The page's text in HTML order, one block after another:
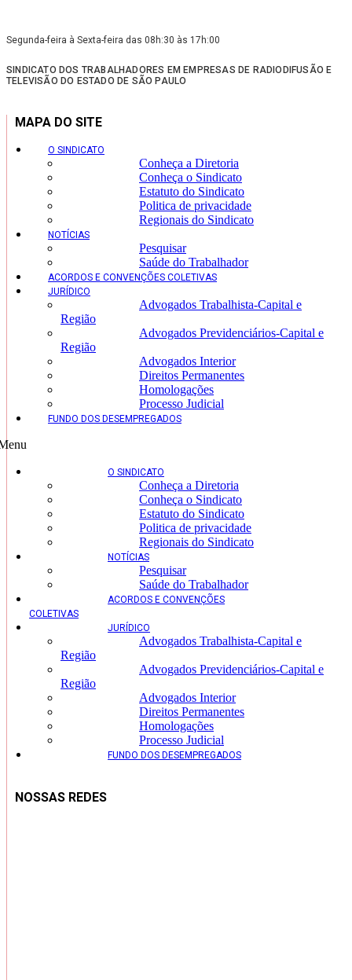
Segunda-feira à Sexta-feira das 08h:30 às 17h:00
SINDICATO DOS TRABALHADORES EM EMPRESAS DE RADIODIFUSÃO E
TELEVISÃO DO ESTADO DE SÃO PAULO
MAPA DO SITE
O SINDICATO
Conheça a Diretoria
Conheça o Sindicato
Estatuto do Sindicato
Politica de privacidade
Regionais do Sindicato
NOTÍCIAS
Pesquisar
Saúde do Trabalhador
ACORDOS E CONVENÇÕES COLETIVAS
JURÍDICO
Advogados Trabalhista-Capital e
Região
Advogados Previdenciários-Capital e
Região
Advogados Interior
Direitos Permanentes
Homologações
Processo Judicial
FUNDO DOS DESEMPREGADOS
O SINDICATO
Conheça a Diretoria
Conheça o Sindicato
Estatuto do Sindicato
Politica de privacidade
Regionais do Sindicato
NOTÍCIAS
Pesquisar
Saúde do Trabalhador
ACORDOS E CONVENÇÕES
COLETIVAS
JURÍDICO
Advogados Trabalhista-Capital e
Região
Advogados Previdenciários-Capital e
Região
Advogados Interior
Direitos Permanentes
Homologações
Processo Judicial
FUNDO DOS DESEMPREGADOS
NOSSAS REDES